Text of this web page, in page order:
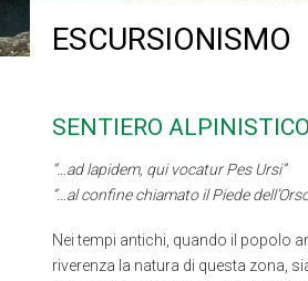
ESCURSIONISMO
SENTIERO
“…ad lapidem, qui vocatur Pes Ursi”
“…al confine chiamato il Piede
Nei tempi antichi, quando il popolo
riverenza la natura di questa zona,